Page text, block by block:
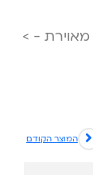
מאוירת - >
המוצר הקודם